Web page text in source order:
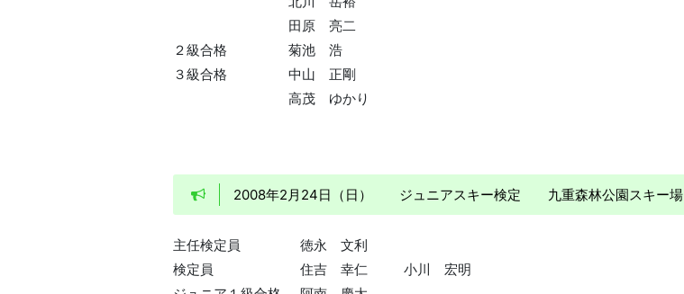
田原 亮二
２級合格
菊池 浩
３級合格
中山 正剛
高茂 ゆかり
2008年2月24日（日） ジュニアスキー検定 九重森林公園スキー場
主任検定員
徳永 文利
検定員
住吉 幸仁
小川 宏明